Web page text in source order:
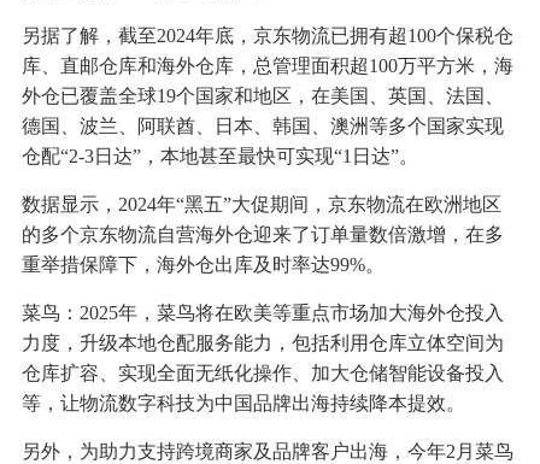
另据了解，截至2024年底，京东物流已拥有超100个保税仓
库、直邮仓库和海外仓库，总管理面积超100万平方米，海
外仓已覆盖全球19个国家和地区，在美国、英国、法国、
德国、波兰、阿联酋、日本、韩国、澳洲等多个国家实现
仓配“2-3日达”，本地甚至最快可实现“1日达”。
数据显示，2024年“黑五”大促期间，京东物流在欧洲地区
的多个京东物流自营海外仓迎来了订单量数倍激增，在多
重举措保障下，海外仓出库及时率达99%。
菜鸟：2025年，菜鸟将在欧美等重点市场加大海外仓投入
力度，升级本地仓配服务能力，包括利用仓库立体空间为
仓库扩容、实现全面无纸化操作、加大仓储智能设备投入
等，让物流数字科技为中国品牌出海持续降本提效。
另外，为助力支持跨境商家及品牌客户出海，今年2月菜鸟